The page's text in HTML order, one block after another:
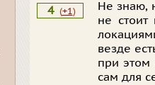
4 (+1)
Не знаю,
не стоит
везде
при этом
сам для